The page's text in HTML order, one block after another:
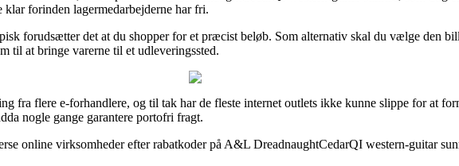
forinden lagermedarbejderne har fri.
forudsætter det at du shopper for et præcist beløb. Som alternativ skal du vælge den
til at bringe varerne til et udleveringssted.
fra flere e-forhandlere, og til tak har de fleste internet outlets ikke kunne slippe for at
nogle gange garantere portofri fragt.
online virksomheder efter rabatkoder på A&L DreadnaughtCedarQI western-guitar